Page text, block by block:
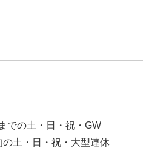
での土・日・祝・GW
土・日・祝・大型連休